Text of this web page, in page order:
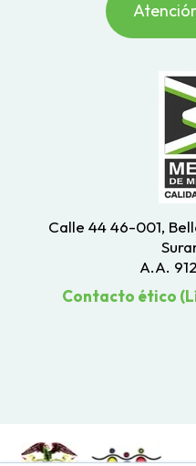
Calle 44 46-001,
A.A.
Contacto ético